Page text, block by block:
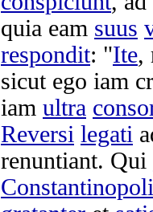
quia eam suus
respondit: "Ite,
sicut ego iam
iam ultra
Reversi legati
renuntiant. Qui